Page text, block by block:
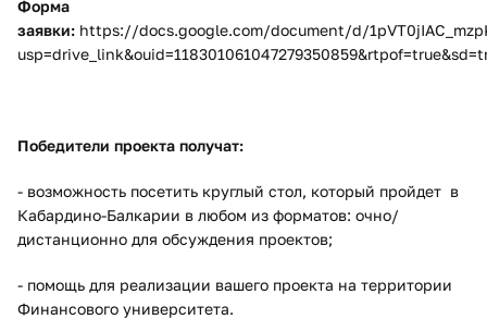
Форма
заявки: https://docs.google.com/document/d/
Победители проекта получат:
- возможность посетить круглый стол, который пройдет в
Кабардино-Балкарии в любом из форматов: очно/
дистанционно для обсуждения проектов;
- помощь для реализации вашего проекта на территории
Финансового университета.